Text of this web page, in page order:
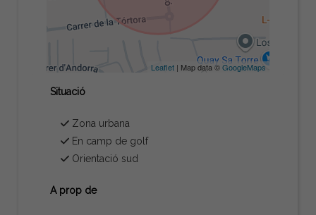
Leaflet| Map data ©GoogleMaps
Situació
Zona urbana
En camp de golf
Orientació sud
A prop de